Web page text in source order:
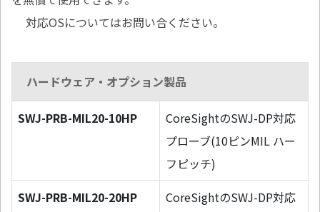
対応OSについてはお問い合ください。
ハードウェア・オプション製品
SWJ-PRB-MIL20-10HP
CoreSightのSWJ-DP対応
プローブ(10ピンMIL ハー
フピッチ)
SWJ-PRB-MIL20-20HP
CoreSightのSWJ-DP対応